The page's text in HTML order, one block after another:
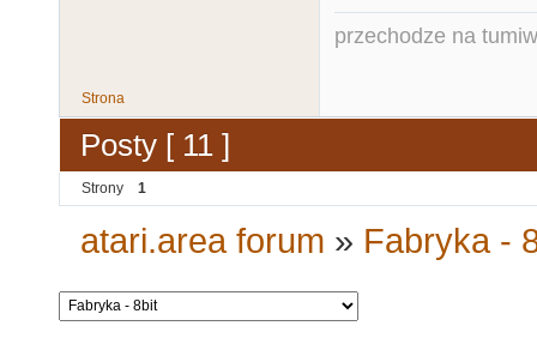
przechodze na
Strona
Posty [ 11 ]
Strony 1
atari.area forum » Fabryka -